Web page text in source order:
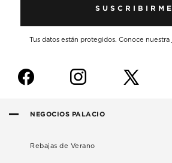
SUSCRIBIRME
Tus datos están protegidos. Conoce nuestra
f i
NEGOCIOS PALACIO
Rebajas de Verano